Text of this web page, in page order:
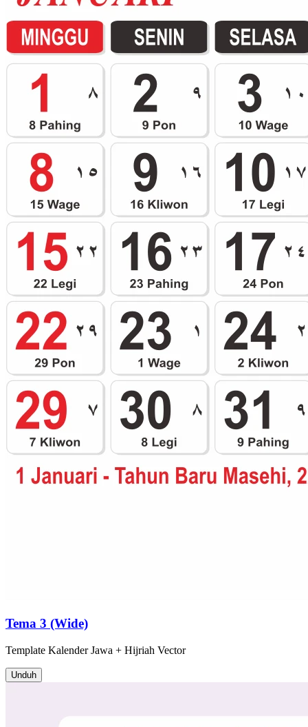
Tema 3 (Wide)
Template Kalender Jawa + Hijriah Vector
Unduh